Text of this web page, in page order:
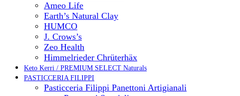
Ameo Life
Earth’s Natural Clay
HUMCO
J. Crows’s
Zeo Health
Himmelrieder Chrüterhäx
Keto Kerri / PREMIUM SELECT Naturals
PASTICCERIA FILIPPI
Pasticceria Filippi Panettoni Artigianali